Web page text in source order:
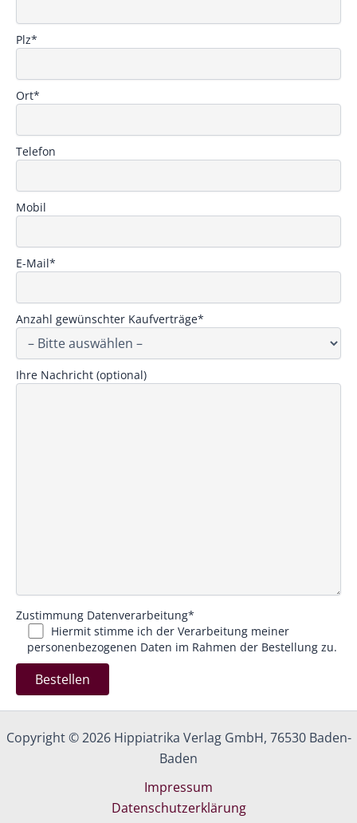
Plz*
Ort*
Telefon
Mobil
E-Mail*
Anzahl gewünschter Kaufverträge*
Ihre Nachricht (optional)
Zustimmung Datenverarbeitung*
Hiermit stimme ich der Verarbeitung meiner
personenbezogenen Daten im Rahmen der Bestellung zu.
l
Copyright © 2026 Hippiatrika Verlag GmbH, 76530 Baden-
Baden
Impressum
Datenschutzerklärung